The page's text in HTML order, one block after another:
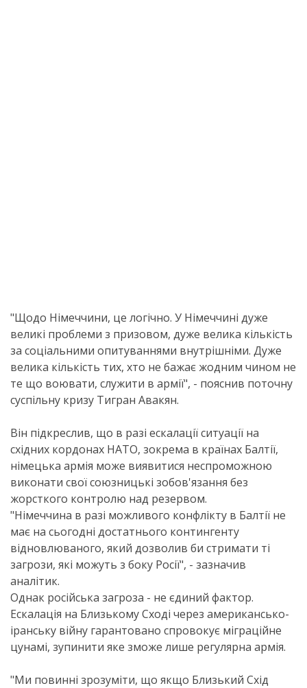
"Щодо Німеччини, це логічно. У Німеччині дуже
великі проблеми з призовом, дуже велика кількість
за соціальними опитуваннями внутрішніми. Дуже
велика кількість тих, хто не бажає жодним чином не
те що воювати, служити в армії", - пояснив поточну
суспільну кризу Тигран Авакян.
Він підкреслив, що в разі ескалації ситуації на
східних кордонах НАТО, зокрема в країнах Балтії,
німецька армія може виявитися неспроможною
виконати свої союзницькі зобов'язання без
жорсткого контролю над резервом.
"Німеччина в разі можливого конфлікту в Балтії не
має на сьогодні достатнього контингенту
відновлюваного, який дозволив би стримати ті
загрози, які можуть з боку Росії", - зазначив
аналітик.
Однак російська загроза - не єдиний фактор.
Ескалація на Близькому Сході через американсько-
іранську війну гарантовано спровокує міграційне
цунамі, зупинити яке зможе лише регулярна армія.
"Ми повинні зрозуміти, що якщо Близький Схід